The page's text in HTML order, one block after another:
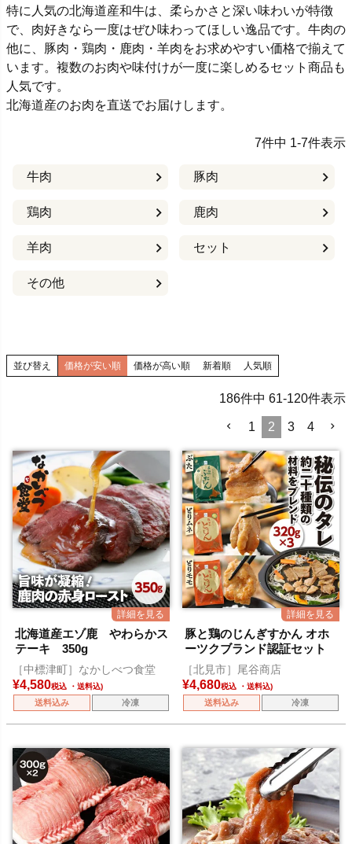
特に人気の北海道産和牛は、柔らかさと深い味わいが特徴
で、肉好きなら一度はぜひ味わってほしい逸品です。牛肉の
他に、豚肉・鶏肉・鹿肉・羊肉をお求めやすい価格で揃えて
います。複数のお肉や味付けが一度に楽しめるセット商品も
人気です。
北海道産のお肉を直送でお届けします。
7件中 1-7件表示
牛肉 豚肉
鶏肉 鹿肉
羊肉 セット
その他
並び替え 価格が安い順 価格が高い順 新着順 人気順
186件中 61-120件表示
1 2 3 4
北海道産エゾ鹿 やわらかス
テーキ 350g
［中標津町］なかしべつ食堂
¥4,580税込
送料込み 冷凍
豚と鶏のじんぎすかん オホ
ーツクブランド認証セット
［北見市］尾谷商店
¥4,680税込
送料込み 冷凍